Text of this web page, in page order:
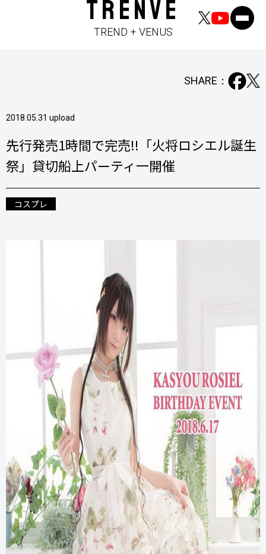
TRENVE
TREND + VENUS
2018.05.31 upload
SHARE：
先行発売1時間で完売!!「火将ロシエル誕生
祭」貸切船上パーティ一開催
コスプレ